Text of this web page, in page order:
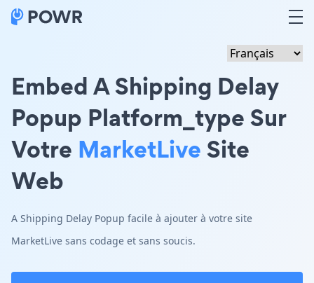
Embed A Shipping Delay
Popup Platform_type Sur
Votre MarketLiveSite
Web
A Shipping Delay Popup facile à ajouter à votre site
MarketLive sans codage et sans soucis.